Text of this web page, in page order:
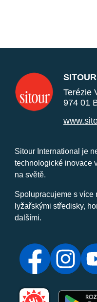
Terézie
974 01
Sitour International je
technologické inovace
na světě.
Spolupracujeme s více
lyžařskými středisky,
dalšími.